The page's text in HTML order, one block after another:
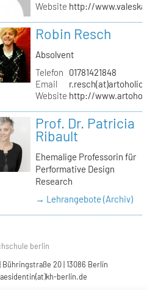
Website http://
Robin Resch
Absolvent
Telefon
01781421848
Email
Website http://
Prof. Dr. Patricia
Ribault
Ehemalige Professorin für
Performative Design
Research
→ Lehrangebote (Archiv)
berlin
20 | 13086 Berlin
berlin.de